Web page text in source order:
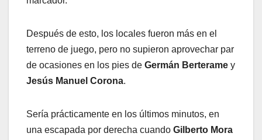
Después de esto, los locales fueron más en el
terreno de juego, pero no supieron aprovechar par
de ocasiones en los pies de Germán Berterame y
Jesús Manuel Corona.
Sería prácticamente en los últimos minutos, en
una escapada por derecha cuando Gilberto Mora